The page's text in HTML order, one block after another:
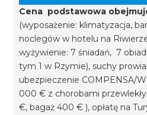
Cena podstawowa
(wyposażenie: klimatyzacja,
noclegów w hotelu na
wyżywienie: 7 śniadań, 7
tym 1 w Rzymie), suchy
ubezpieczenie COMPENSA/
000 € z chorobami
€, bagaż 400 € ), opłatę na